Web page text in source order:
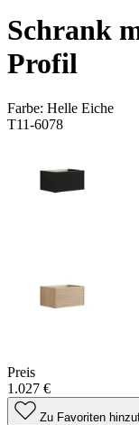
Schrank
Profil
Farbe: Helle Eiche
T11-6078
Preis
1.027 €
Zu Favoriten